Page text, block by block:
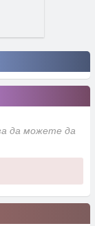
да можете да